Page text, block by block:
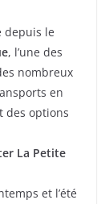
depuis le
, l’une des
nombreux
en
des options
La Petite
et l’été